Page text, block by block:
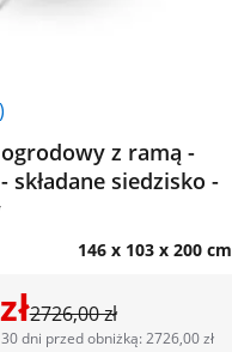
z ramą -
składane siedzisko -
146 x 103 x 200 cm
2726,00 zł
dni przed obniżką: 2726,00 zł